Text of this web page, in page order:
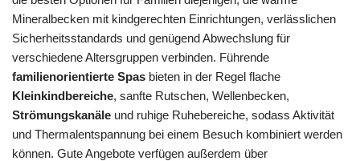
Mineralbecken mit kindgerechten Einrichtungen, verlässlichen
Sicherheitsstandards und genügend Abwechslung für
verschiedene Altersgruppen verbinden. Führende
familienorientierte Spas bieten in der Regel flache
Kleinkindbereiche, sanfte Rutschen, Wellenbecken,
Strömungskanäle und ruhige Ruhebereiche, sodass Aktivität
und Thermalentspannung bei einem Besuch kombiniert werden
können. Gute Angebote verfügen außerdem über